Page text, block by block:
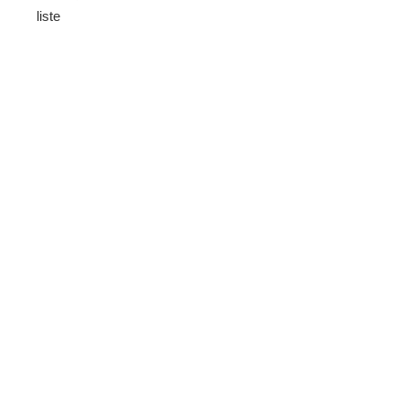
liste